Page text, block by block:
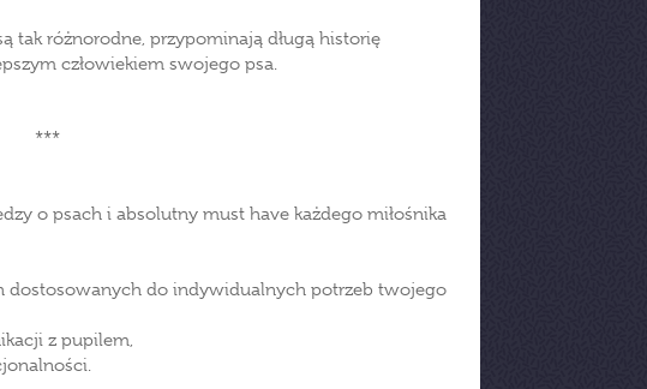
tak różnorodne, przypominają długą historię
człowiekiem swojego psa.
***
o psach i absolutny must have każdego miłośnika
dostosowanych do indywidualnych potrzeb twojego
z pupilem,